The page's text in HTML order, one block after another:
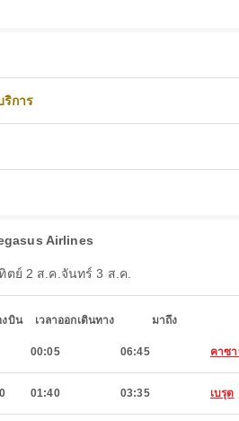
ริการ
Airlines
ตย์ 2 ส.ค. จันทร์ 3 ส.ค.
งบิน เวลาออกเดินทาง มาถึง
00:05 06:45 คาซ
01:40 03:35 เบรุต